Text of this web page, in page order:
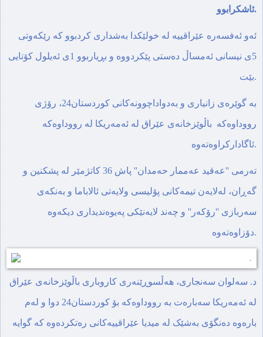
ئاشکرابوو.
ئەو ئەفسەرە عێراقییە لە خولێکدا بەشداری کردبوو کە رێکەوتی
5ی نیسانی ئەمساڵ دەستی پێکردووە و بڕیاربوو 1ی ئەیلول کۆتایی
بێت.
بە گوێرەی زانیاری و بەدواداچوونەکانی کوردستان24، رۆژی
رووداوەکە باڵوێزخانەی عێراق لە ئەمەریکا لە رووداوەکە
ئاگادارکراوەتەوە.
تەرمی ''عەقید عەممار حەمدان'' پاش 36 کاتژمێر لە پشکنین و
گەڕان، لەلایەن تیمەکانی پۆلیسی ولایەتی ئالاباما و بەنکەی
سەربازی ''رۆکەر'' و چەند لایەنێکی پەیوەندیداری دیکەوە
دۆزاوەتەوە.
د. سەلوان سەنجاری، هەڵسوڕێنەری کاروباری باڵوێزخانەی عێراق
لە ئەمەریکا سەبارەت بە رووداوەکە بۆ کوردستان24 دوا و لەم
بارەوە دەنگۆی بەشێک لە میدیا عێراقییەکانی رەتکردەوە کە گوایە